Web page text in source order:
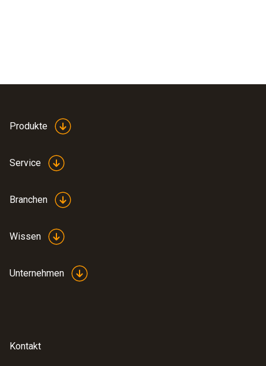
Produkte
Service
Branchen
Wissen
Unternehmen
Kontakt